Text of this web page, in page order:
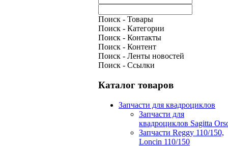
Поиск - Товары
Поиск - Категории
Поиск - Контакты
Поиск - Контент
Поиск - Ленты новостей
Поиск - Ссылки
Каталог товаров
Запчасти для квадроциклов
Запчасти для
квадроциклов Sagitta
Запчасти Reggy 110/150,
Loncin 110/150